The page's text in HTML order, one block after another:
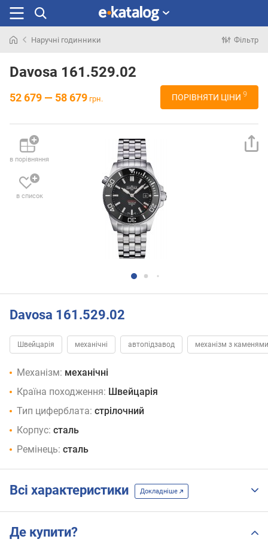
раніше
Наручні годинники Фільтр
Davosa 161.529.02
52 679 — 58 679 грн. ПОРІВНЯТИ ЦІНИ 9
в порівняння
в список
Davosa 161.529.02
Швейцарія механічні автопідзавод механізм з каменями
Механізм: механічні
Країна походження: Швейцарія
Тип циферблата: стрілочний
Корпус: сталь
Ремінець: сталь
Всі характеристики Докладніше
Де купити?